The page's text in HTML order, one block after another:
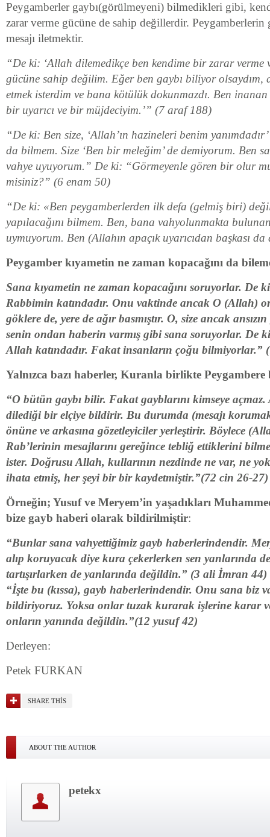
Peygamberler gaybı(görülmeyeni) bilmedikleri gibi,
zarar verme gücüne de sahip değillerdir.
mesajı iletmektir.
“De ki: ‘Allah dilemedikçe ben kendime bir zarar verme
gücüne sahip değilim. Eğer ben gaybı biliyor olsaydım,
etmek isterdim ve bana kötülük dokunmazdı. Ben
bir uyarıcı ve bir müjdeciyim.’” (7 araf 188)
“De ki: Ben size, ‘Allah’ın hazineleri benim
da bilmem. Size ‘Ben bir meleğim’ de demiyorum. Ben
vahye uyuyorum.” De ki: “Görmeyenle gören bir olur
misiniz?” (6 enam 50)
“De ki: «Ben peygamberlerden ilk defa (gelmiş biri)
yapılacağını bilmem. Ben, bana vahyolunmakta
uymuyorum. Ben (Allahın apaçık uyarıcıdan başkası
Peygamber kıyametin ne zaman kopacağını da
Sana kıyametin ne zaman kopacağını soruyorlar. De
Rabbimin katındadır. Onu vaktinde ancak O (Allah)
göklere de, yere de ağır basmıştır. O, size ancak
senin ondan haberin varmış gibi sana soruyorlar. De
Allah katındadır. Fakat insanların çoğu bilmiyorlar.”
Yalnızca bazı haberler, Kuranla birlikte
“O bütün gaybı bilir. Fakat gayblarını kimseye
dilediği bir elçiye bildirir. Bu durumda (mesajı
önüne ve arkasına gözetleyiciler yerleştirir. Böylece
Rab’lerinin mesajlarını gereğince tebliğ ettiklerini
ister. Doğrusu Allah, kullarının nezdinde ne var, ne
ihata etmiş, her şeyi bir bir kaydetmiştir.”(72 cin 26-27)
Örneğin; Yusuf ve Meryem’in yaşadıkları
bize gayb haberi olarak bildirilmiştir:
“Bunlar sana vahyettiğimiz gayb haberlerindendir.
alıp koruyacak diye kura çekerlerken sen yanlarında
tartışırlarken de yanlarında değildin.” (3 ali İmran 44)
“İşte bu (kıssa), gayb haberlerindendir. Onu sana biz
bildiriyoruz. Yoksa onlar tuzak kurarak işlerine karar
onların yanında değildin.”(12 yusuf 42)
Derleyen:
Petek FURKAN
SHARE THIS
ABOUT THE AUTHOR
petekx